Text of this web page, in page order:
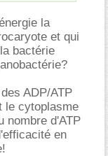
la
et qui
bactérie
ADP/ATP
le cytoplasme
nombre d'ATP
en